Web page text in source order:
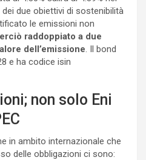
due obiettivi di sostenibilità
le emissioni non
raddoppiato a due
dell’emissione . Il bond
e ha codice isin
non solo Eni
in ambito internazionale che
delle obbligazioni ci sono: